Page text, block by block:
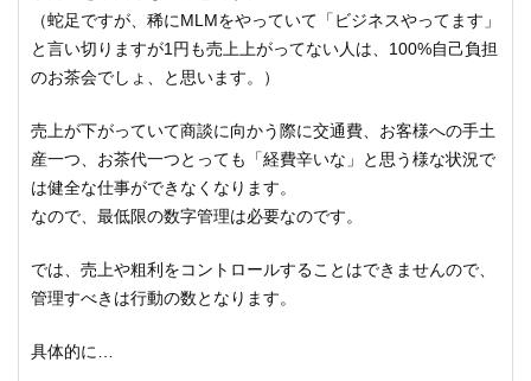
（蛇足ですが、稀にMLMをやっていて「ビジネスやってます」
と言い切りますが1円も売上上がってない人は、100%自己負担
のお茶会でしょ、と思います。）
売上が下がっていて商談に向かう際に交通費、お客様への手土
産一つ、お茶代一つとっても「経費辛いな」と思う様な状況で
は健全な仕事ができなくなります。
なので、最低限の数字管理は必要なのです。
では、売上や粗利をコントロールすることはできませんので、
管理すべきは行動の数となります。
具体的に…